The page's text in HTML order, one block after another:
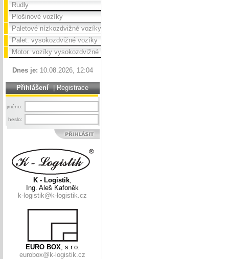
Rudly
Plošinové vozíky
Paletové nízkozdvižné vozíky
Palet. vysokozdvižné vozíky
Motor. vozíky vysokozdvižné
Dnes je: 10.08.2026, 12:04
Přihlášení |Registrace
jméno:
heslo:
K - Logistik,
Ing. Aleš Kafoněk
k-logistik@k-logistik.cz
EURO BOX, s.r.o.
eurobox@k-logistik.cz